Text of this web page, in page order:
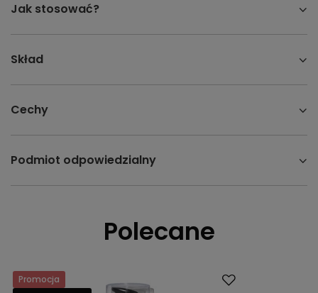
Jak stosować?
Skład
Cechy
Podmiot odpowiedzialny
Polecane
Promocja